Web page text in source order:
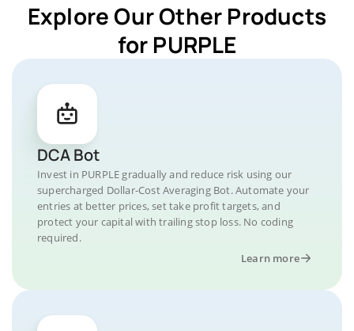
Explore Our Other Products
for PURPLE
DCA Bot
Invest in PURPLE gradually and reduce risk using our
supercharged Dollar-Cost Averaging Bot. Automate your
entries at better prices, set take profit targets, and
protect your capital with trailing stop loss. No coding
required.
Learn more